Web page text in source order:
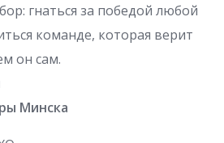
гнаться за победой любой
команде, которая верит
он сам.
Минска